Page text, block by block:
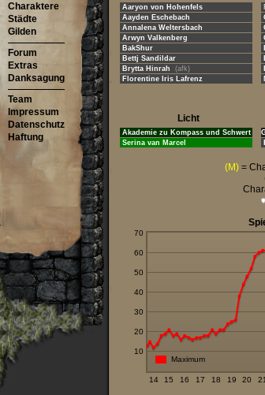
Charaktere
Städte
Gilden
Forum
Extras
Danksagung
Team
Impressum
Datenschutz
Haftung
Aaryon von Hohenfels
Aayden Eschebach
Annalena Weltersbach
Arwyn Valkenberg
BakShur
Bettj Sandildar
Brytta Hinrah
(afk)
Florentine Iris Lafrenz
Licht
Akademie zu Kompass und Schwert
Serina van Marcel
(M) =
14 15 16 17 18 19 20 21
10
20
30
40
50
60
70
Maximum